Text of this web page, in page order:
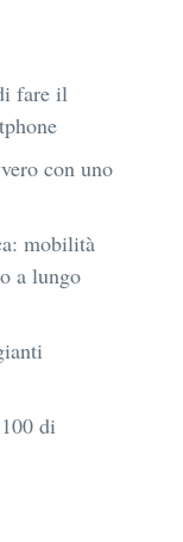
fare il
con uno
mobilità
a lungo
di